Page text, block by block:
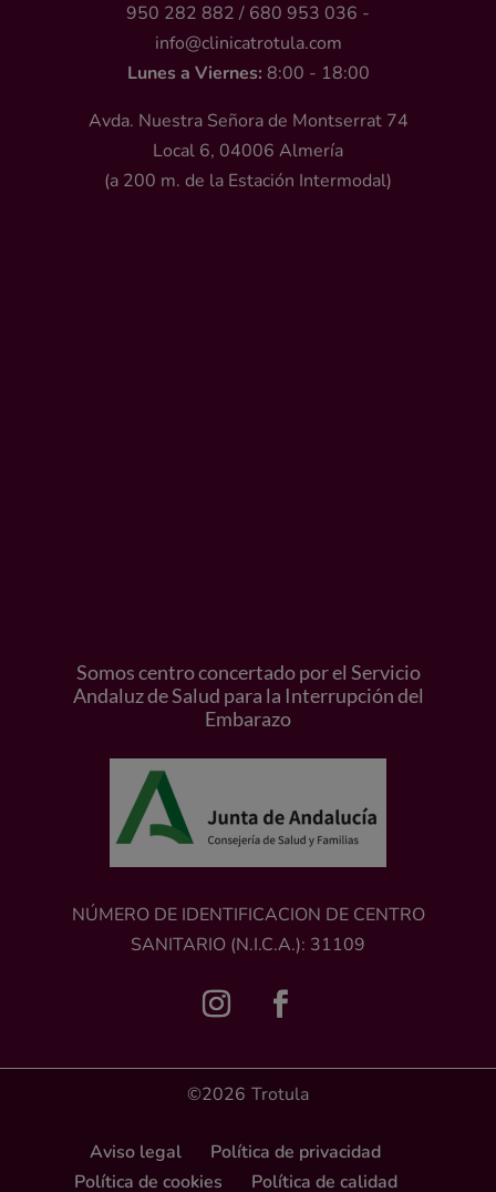
950 282 882 / 680 953 036 -
info@clinicatrotula.com
Lunes a Viernes: 8:00 - 18:00
Avda. Nuestra Señora de Montserrat 74
Local 6, 04006 Almería
(a 200 m. de la Estación Intermodal)
Somos centro concertado por el Servicio
Andaluz de Salud para la Interrupción del
Embarazo
NÚMERO DE IDENTIFICACION DE CENTRO
SANITARIO (N.I.C.A.): 31109
©2026 Trotula
Aviso legal
Política de privacidad
Política de cookies
Política de calidad